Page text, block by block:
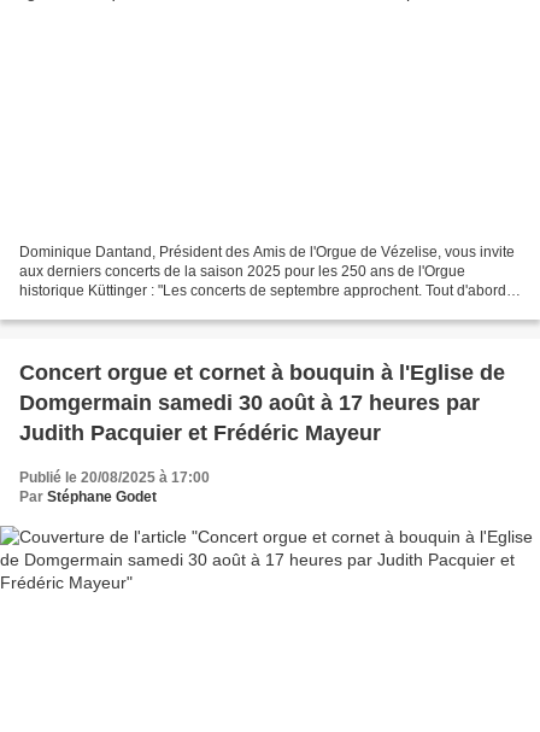
Dominique Dantand, Président des Amis de l'Orgue de Vézelise, vous invite
aux derniers concerts de la saison 2025 pour les 250 ans de l'Orgue
historique Küttinger : "Les concerts de septembre approchent. Tout d'abord
Concert orgue et cornet à bouquin à l'Eglise de
Domgermain samedi 30 août à 17 heures par
Judith Pacquier et Frédéric Mayeur
Publié le 20/08/2025 à 17:00
Par Stéphane Godet